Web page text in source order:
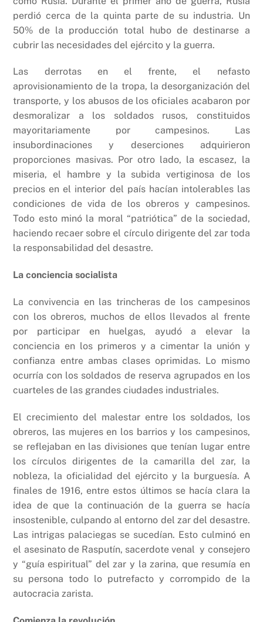
perdió cerca de la quinta parte de su industria. Un
50% de la producción total hubo de destinarse a
cubrir las necesidades del ejército y la guerra.
Las derrotas en el frente, el nefasto
aprovisionamiento de la tropa, la desorganización del
transporte, y los abusos de los oficiales acabaron por
desmoralizar a los soldados rusos, constituidos
mayoritariamente por campesinos. Las
insubordinaciones y deserciones adquirieron
proporciones masivas. Por otro lado, la escasez, la
miseria, el hambre y la subida vertiginosa de los
precios en el interior del país hacían intolerables las
condiciones de vida de los obreros y campesinos.
Todo esto minó la moral “patriótica” de la sociedad,
haciendo recaer sobre el círculo dirigente del zar toda
la responsabilidad del desastre.
La conciencia socialista
La convivencia en las trincheras de los campesinos
con los obreros, muchos de ellos llevados al frente
por participar en huelgas, ayudó a elevar la
conciencia en los primeros y a cimentar la unión y
confianza entre ambas clases oprimidas. Lo mismo
ocurría con los soldados de reserva agrupados en los
cuarteles de las grandes ciudades industriales.
El crecimiento del malestar entre los soldados, los
obreros, las mujeres en los barrios y los campesinos,
se reflejaban en las divisiones que tenían lugar entre
los círculos dirigentes de la camarilla del zar, la
nobleza, la oficialidad del ejército y la burguesía. A
finales de 1916, entre estos últimos se hacía clara la
idea de que la continuación de la guerra se hacía
insostenible, culpando al entorno del zar del desastre.
Las intrigas palaciegas se sucedían. Esto culminó en
el asesinato de Rasputín, sacerdote venal y consejero
y “guía espiritual” del zar y la zarina, que resumía en
su persona todo lo putrefacto y corrompido de la
autocracia zarista.